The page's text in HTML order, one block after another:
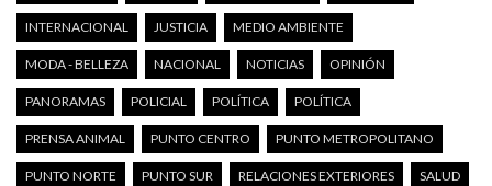
INTERNACIONAL JUSTICIA MEDIO AMBIENTE
MODA - BELLEZA NACIONAL NOTICIAS OPINIÓN
PANORAMAS POLICIAL POLÍTICA POLÍTICA
PRENSA ANIMAL PUNTO CENTRO PUNTO METROPOLITANO
PUNTO NORTE PUNTO SUR RELACIONES EXTERIORES SALUD